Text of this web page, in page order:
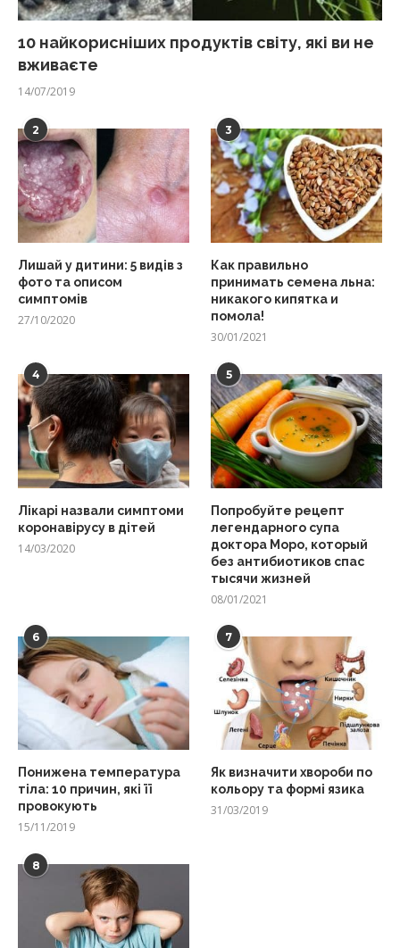
10 найкорисніших продуктів світу, які ви не
вживаєте
14/07/2019
2
Лишай у дитини: 5 видів з
фото та описом
симптомів
27/10/2020
3
Как правильно
принимать семена льна:
никакого кипятка и
помола!
30/01/2021
4
Лікарі назвали симптоми
коронавірусу в дітей
14/03/2020
5
Попробуйте рецепт
легендарного супа
доктора Моро, который
без антибиотиков спас
тысячи жизней
08/01/2021
6
Понижена температура
тіла: 10 причин, які її
провокують
15/11/2019
7
Як визначити хвороби по
кольору та формі язика
31/03/2019
8